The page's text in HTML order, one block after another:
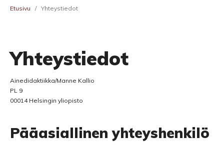
Etusivu / Yhteystiedot
Yhteystiedot
Ainedidaktiikka/Manne Kallio
PL 9
00014 Helsingin yliopisto
Pääasiallinen yhteyshenkilö